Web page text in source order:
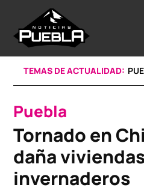
content
TEMAS DE ACTUALIDAD:
POSTED
IN
Puebla
Tornado en
daña
invernaderos